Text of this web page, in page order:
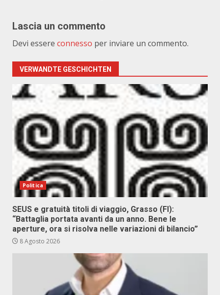
Lascia un commento
Devi essere connesso per inviare un commento.
VERWANDTE GESCHICHTEN
Politica
SEUS e gratuità titoli di viaggio, Grasso (FI):
“Battaglia portata avanti da un anno. Bene le
aperture, ora si risolva nelle variazioni di bilancio”
8 Agosto 2026